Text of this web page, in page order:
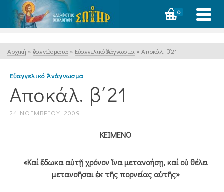
0
Αρχική » Ἀναγνώσματα » Εὐαγγελικό Ἀνάγνωσμα » Αποκάλ. β΄21
Εὐαγγελικό Ἀνάγνωσμα
Αποκάλ. β΄21
24 ΝΟΕΜΒΡΊΟΥ, 2009
ΚΕΙΜΕΝΟ
«Καί ἔδωκα αὐτῇ χρόνον ἵνα μετανοήσῃ, καί οὐ θέλει
μετανοῆσαι ἐκ τῆς πορνείας αὐτῆς»